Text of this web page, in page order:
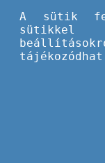
A Fiatalok a
program
között
országból
Csehország,
A sütik